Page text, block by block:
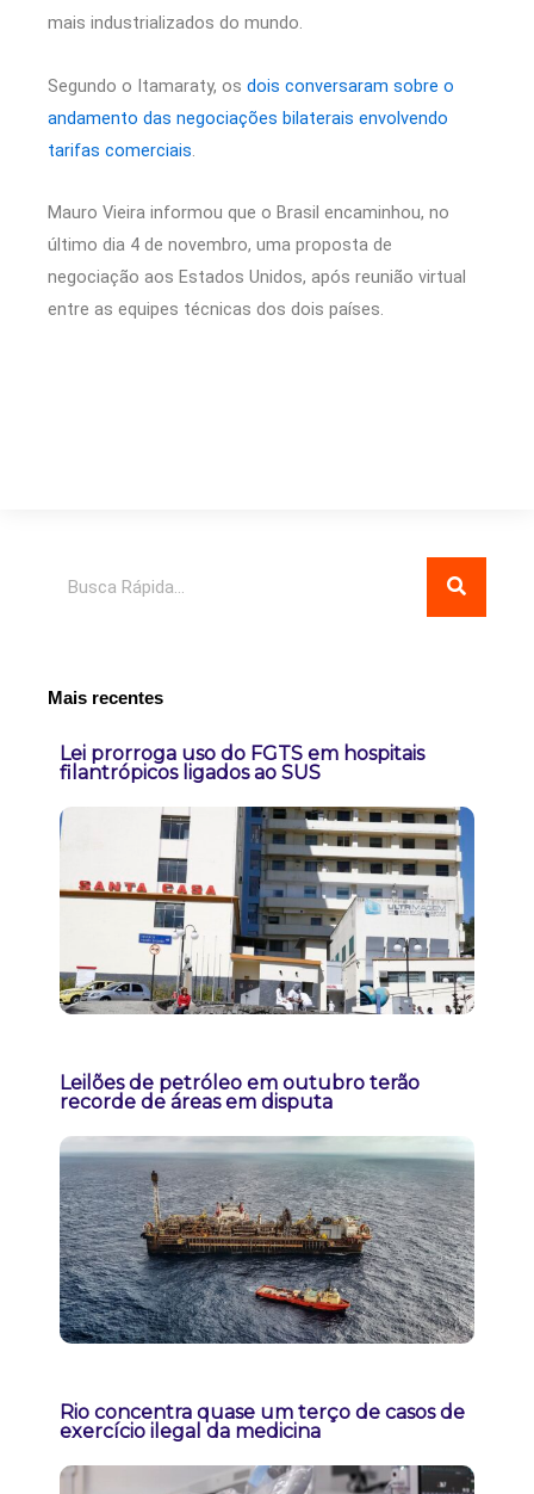
mais industrializados do mundo.
Segundo o Itamaraty, os dois conversaram sobre o
andamento das negociações bilaterais envolvendo
tarifas comerciais.
Mauro Vieira informou que o Brasil encaminhou, no
último dia 4 de novembro, uma proposta de
negociação aos Estados Unidos, após reunião virtual
entre as equipes técnicas dos dois países.
Mais recentes
Lei prorroga uso do FGTS em hospitais
filantrópicos ligados ao SUS
Leilões de petróleo em outubro terão
recorde de áreas em disputa
Rio concentra quase um terço de casos de
exercício ilegal da medicina